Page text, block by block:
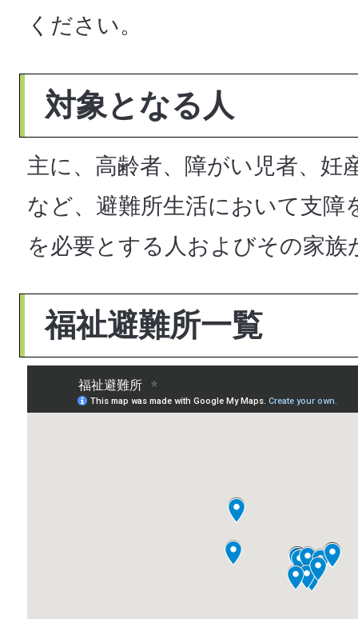
ください。
対象となる人
主に、高齢者、障がい児者、妊
など、避難所生活において支障
を必要とする人およびその家族
福祉避難所一覧